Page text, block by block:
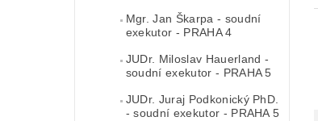
Mgr. Jan Škarpa - soudní
exekutor - PRAHA 4
JUDr. Miloslav Hauerland -
soudní exekutor - PRAHA 5
JUDr. Juraj Podkonický PhD.
- soudní exekutor - PRAHA 5